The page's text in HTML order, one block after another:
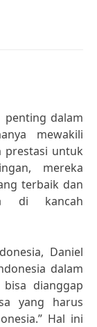
penting dalam
mewakili
prestasi untuk
mereka
terbaik dan
di kancah
Daniel
dalam
dianggap
yang harus
Hal ini